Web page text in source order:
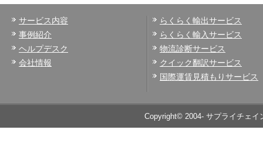
サービス内容
事例紹介
ヘルプデスク
会社情報
らくらく輸出サービス
らくらく輸入サービス
物流診断サービス
クイック翻訳サービス
国際運賃見積もりサービス
Copyright© 2004- サプライチェ